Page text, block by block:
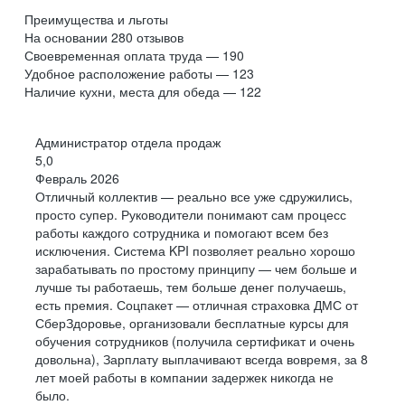
Преимущества и льготы
На основании 280 отзывов
Своевременная оплата труда — 190
Удобное расположение работы — 123
Наличие кухни, места для обеда — 122
Администратор отдела продаж
5,0
Февраль 2026
Отличный коллектив — реально все уже сдружились,
просто супер. Руководители понимают сам процесс
работы каждого сотрудника и помогают всем без
исключения. Система KPI позволяет реально хорошо
зарабатывать по простому принципу — чем больше и
лучше ты работаешь, тем больше денег получаешь,
есть премия. Соцпакет — отличная страховка ДМС от
СберЗдоровье, организовали бесплатные курсы для
обучения сотрудников (получила сертификат и очень
довольна), Зарплату выплачивают всегда вовремя, за 8
лет моей работы в компании задержек никогда не
было.